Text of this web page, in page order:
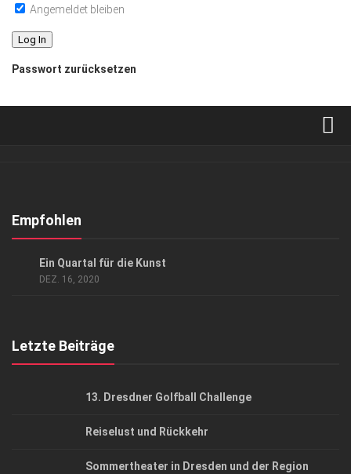
Angemeldet bleiben
Passwort zurücksetzen
Kontakt, Impressum
Empfohlen
Ein Quartal für die Kunst
DEZ. 16, 2020
Letzte Beiträge
13. Dresdner Golfball Challenge
Reiselust und Rückkehr
Sommertheater in Dresden und der Region